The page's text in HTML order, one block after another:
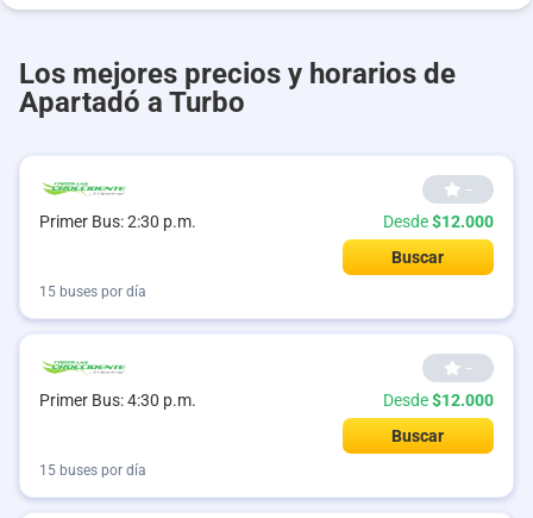
Los mejores precios y horarios de
Apartadó a Turbo
Primer Bus: 2:30 p.m.
--
Desde$12.000
Buscar
15 buses por día
Primer Bus: 4:30 p.m.
--
Desde$12.000
Buscar
15 buses por día